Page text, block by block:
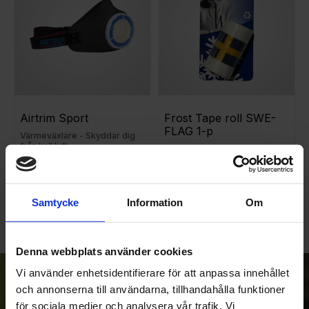
Samtycke Information Om
Denna webbplats använder cookies
Vi använder enhetsidentifierare för att anpassa innehållet
och annonserna till användarna, tillhandahålla funktioner
för sociala medier och analysera vår trafik. Vi
Airtrim Sport
Värmeväxlare - Skyddar dig
från kall luft
645
Frost Tape roll SWE-
FLAG 1-p
Anmäl dig till vårt nyhetsbrev!